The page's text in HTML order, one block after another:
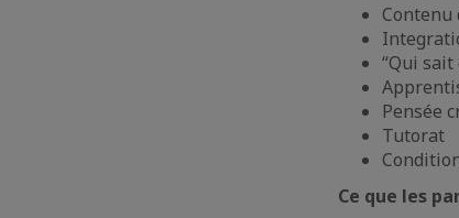
Contenu
“Qui sait
Pensée
Tutorat
Ce que les